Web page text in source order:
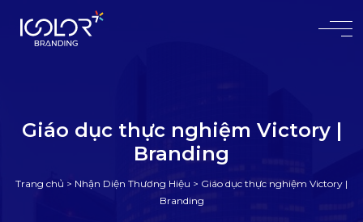
#
Giáo dục thực nghiệm Victory |
Branding
Trang chủ > Nhận Diện Thương Hiệu > Giáo dục thực nghiệm Victory |
Branding